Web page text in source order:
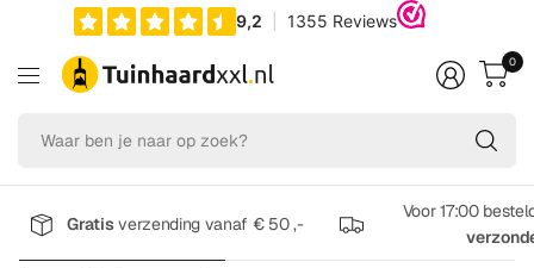
op
0
Gratisverzending vanaf € 50 ,-
Voor 17:00